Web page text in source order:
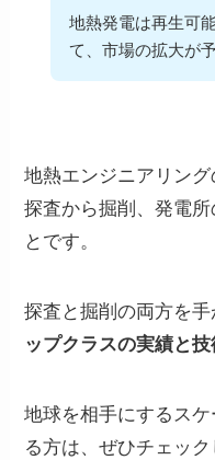
地熱発電は再生可
て、市場の拡大が
地熱エンジニアリン
探査から掘削、発電
とです。
探査と掘削の両方を
ップクラスの実績と技
地球を相手にするス
る方は、ぜひチェック